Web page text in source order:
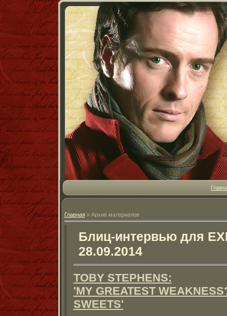
Главная» Архив материалов
Блиц-интервью для
28.09.2014
TOBY STEPHENS:
'MY GREATEST
SWEETS'